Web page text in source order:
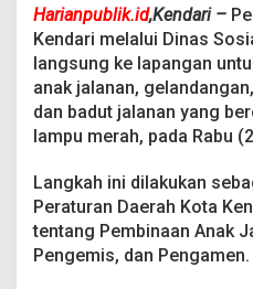
a
k
J
a
l
a
a
,
P
e
g
Harianpublik.id,Kendari –
Kendari melalui Dinas
langsung ke lapangan
anak jalanan,
dan badut jalanan yang
lampu merah, pada Rabu
Langkah ini dilakukan
Peraturan Daerah Kota
tentang Pembinaan Anak
Pengemis, dan Pengamen.